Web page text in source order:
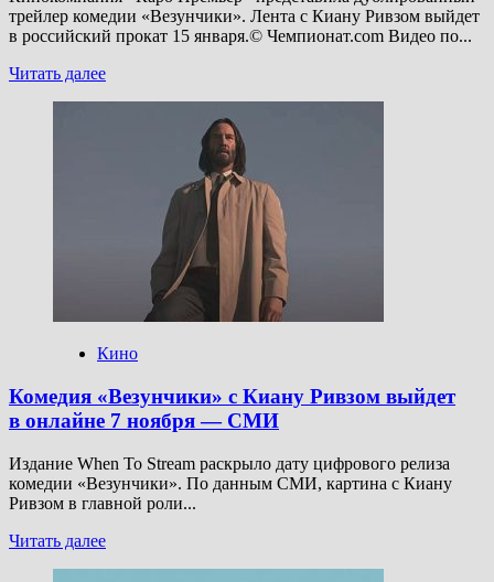
трейлер комедии «Везунчики». Лента с Киану Ривзом выйдет
в российский прокат 15 января.© Чемпионат.com Видео по...
Читать далееПрочитать
«Везунчики»
с Киану
Ривзом
— премьера
в России
15 января
Кино
Комедия «Везунчики» с Киану Ривзом выйдет
в онлайне 7 ноября — СМИ
Издание When To Stream раскрыло дату цифрового релиза
комедии «Везунчики». По данным СМИ, картина c Киану
Ривзом в главной роли...
Читать далееПрочитать